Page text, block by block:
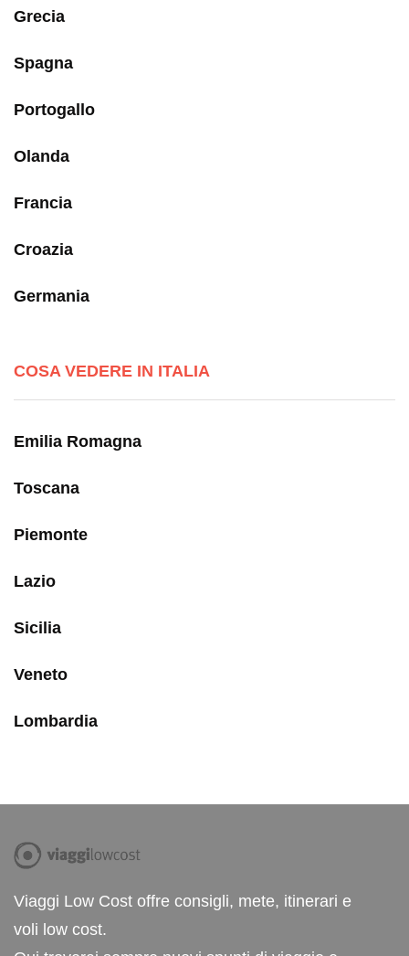
Grecia
Spagna
Portogallo
Olanda
Francia
Croazia
Germania
COSA VEDERE IN ITALIA
Emilia Romagna
Toscana
Piemonte
Lazio
Sicilia
Veneto
Lombardia
Viaggi Low Cost offre consigli, mete, itinerari e
voli low cost.